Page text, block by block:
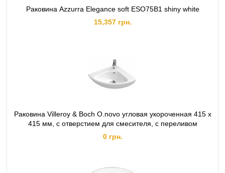
Раковина Azzurra Elegance soft ESO75B1 shiny white
15,357 грн.
Раковина Villeroy & Boch O.novo угловая укороченная 415 х
415 мм, с отверстием для смесителя, с переливом
0 грн.